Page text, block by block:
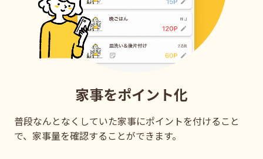
家事をポイント化
普段なんとなくしていた家事にポイントを付けること
で、家事量を確認することができます。